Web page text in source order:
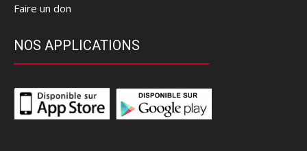
Faire un don
NOS APPLICATIONS